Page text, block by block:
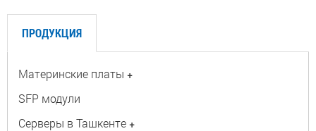
ПРОДУКЦИЯ
Материнские платы +
SFP модули
Серверы в Ташкенте +